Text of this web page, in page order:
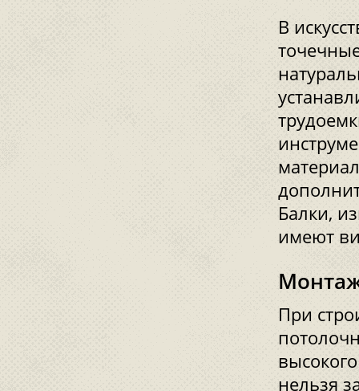
В
Балки,
имеют
При
нельзя